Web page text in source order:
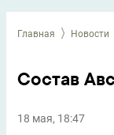
Главная Новости
Состав
18 мая, 18:47